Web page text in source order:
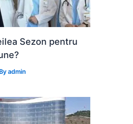
Sezon pentru
admin